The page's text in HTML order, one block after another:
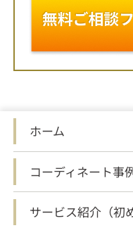
ホーム
コーディネート事
サービス紹介（初